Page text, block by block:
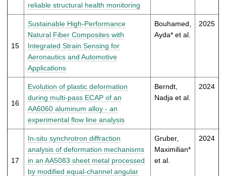
reliable structural health monitoring
15
Sustainable High-Performance
Natural Fiber Composites with
Integrated Strain Sensing for
Aeronautics and Automotive
Applications
Bouhamed,
Ayda* et al.
2025
16
Evolution of plastic deformation
during multi-pass ECAP of an
AA6060 aluminum alloy - an
experimental flow line analysis
Berndt,
Nadja et al.
2024
17
In-situ synchrotron diffraction
analysis of deformation mechanisms
in an AA5083 sheet metal processed
by modified equal-channel angular
Gruber,
Maximilian*
et al.
2024